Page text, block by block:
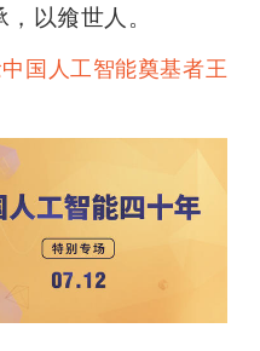
以飨世人。
国人工智能奠基者王